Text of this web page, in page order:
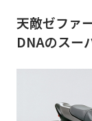
天敵ゼファ
DNAのスー